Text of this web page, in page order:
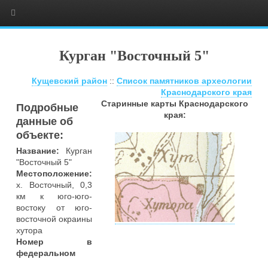
Курган "Восточный 5"
Кущевский район:: Список памятников археологии
Краснодарского края
Подробные
данные об
объекте:
Название: Курган
"Восточный 5"
Местоположение:
х. Восточный, 0,3
км к юго-юго-
востоку от юго-
восточной окраины
хутора
Номер в
федеральном
Старинные карты Краснодарского
края: